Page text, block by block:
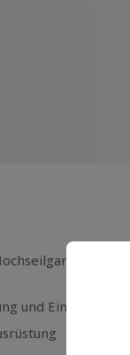
& E-
und Einführung